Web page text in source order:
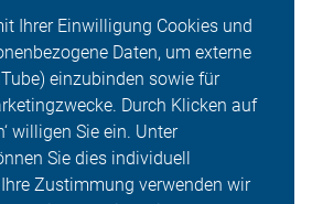
Ihrer Einwilligung Cookies und
Daten, um externe
einzubinden sowie für
Durch Klicken auf
willigen Sie ein. Unter
Sie dies individuell
Zustimmung verwenden wir